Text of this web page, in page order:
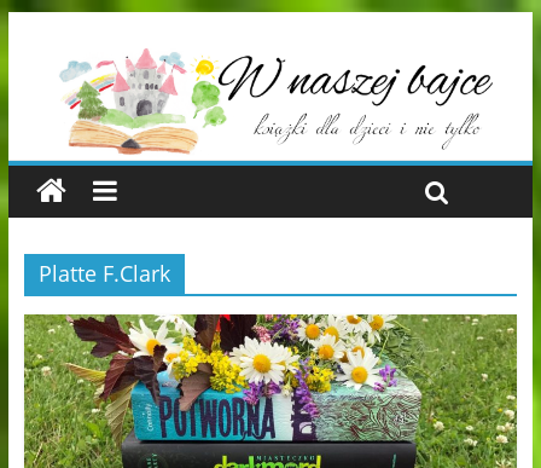
Platte F.Clark